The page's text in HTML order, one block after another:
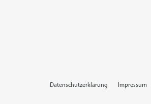
Datenschutzerklärung Impressum